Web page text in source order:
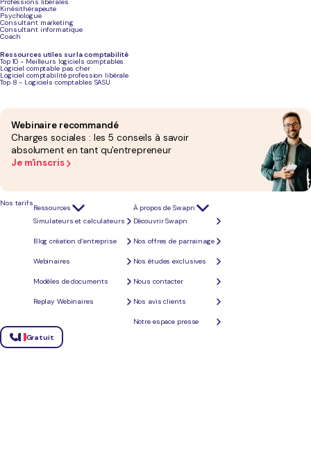
Professions libérales
Kinésithérapeute
Psychologue
Consultant marketing
Consultant informatique
Coach
Ressources utiles sur la comptabilité
Top 10 - Meilleurs logiciels comptables
Logiciel comptable pas cher
Logiciel comptabilité profession libérale
Top 8 - Logiciels comptables SASU
Webinaire recommandé
Charges sociales : les 5 conseils à savoir
absolument en tant qu'entrepreneur
Je m'inscris
Nos tarifs
Ressources
Simulateurs et calculateurs
Blog création d’entreprise
Webinaires
Modèles de documents
Replay Webinaires
À propos de Swapn
Découvrir Swapn
Nos offres de parrainage
Nos études exclusives
Nous contacter
Nos avis clients
Notre espace presse
Gratuit
Les entreprises: Les conciergeries d'entreprise sont conçues pour aider les employés à gérer
leur vie professionnelle et personnelle de manière plus efficace. Elles offrent des services tels
que la réservation de voyages d'affaires, la gestion des tâches administratives, etc.
Le tourisme: Les conciergeries touristiques s'adressent aux voyageurs et aux touristes. Elles
proposent des services de réservation d'hébergement, de visites guidées, etc.
Comment créer une conciergerie ?
Les étapes
Play